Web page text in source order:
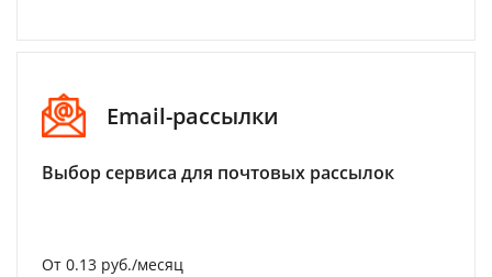
Email-рассылки
Выбор сервиса для почтовых рассылок
От 0.13 руб./месяц